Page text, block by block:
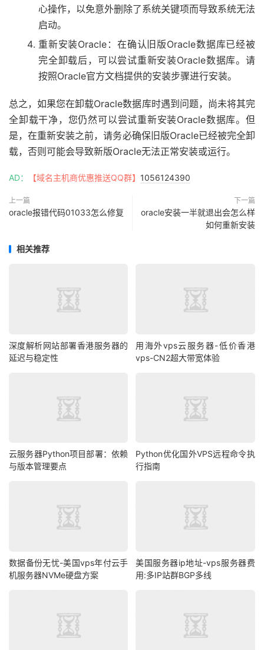
心操作，以免意外删除了系统关键项而导致系统无法
启动。
重新安装Oracle：在确认旧版Oracle数据库已经被
完全卸载后，可以尝试重新安装Oracle数据库。请
按照Oracle官方文档提供的安装步骤进行安装。
总之，如果您在卸载Oracle数据库时遇到问题，尚未将其完
全卸载干净，您仍然可以尝试重新安装Oracle数据库。但
是，在重新安装之前，请务必确保旧版Oracle已经被完全卸
载，否则可能会导致新版Oracle无法正常安装或运行。
AD： 【域名主机商优惠推送QQ群】 1056124390
上一篇
oracle报错代码01033怎么修复
下一篇
oracle安装一半就退出会怎么样
如何重新安装
相关推荐
深度解析网站部署香港服务器的
延迟与稳定性
用海外vps云服务器-低价香港
vps-CN2超大带宽体验
云服务器Python项目部署：依赖
与版本管理要点
Python优化国外VPS远程命令执
行指南
数据备份无忧-美国vps年付云手
机服务器NVMe硬盘方案
美国服务器ip地址-vps服务器费
用:多IP站群BGP多线